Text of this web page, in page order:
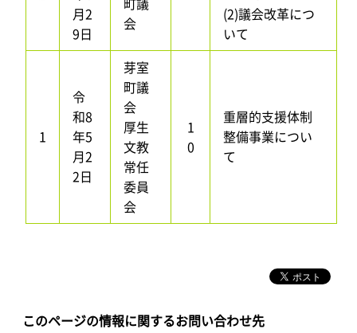
月2
9日
会
(2)議会改革につ
いて
1
令
和8
年5
月2
2日
芽室
町議
会
厚生
文教
常任
委員
会
1
0
重層的支援体制
整備事業につい
て
このページの情報に関するお問い合わせ先